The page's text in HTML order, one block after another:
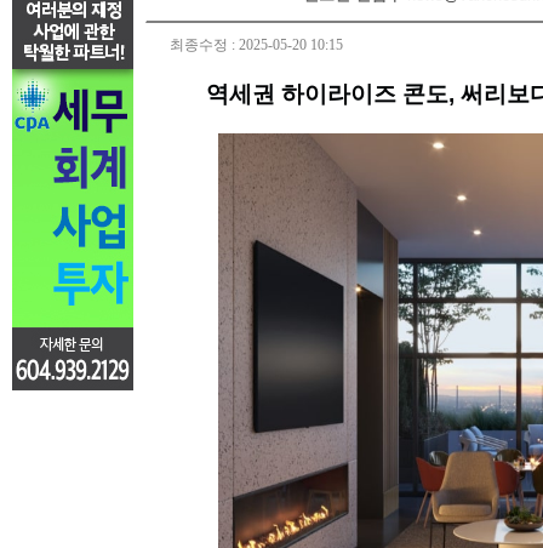
최종수정 : 2025-05-20 10:15
역세권 하이라이즈 콘도, 써리보